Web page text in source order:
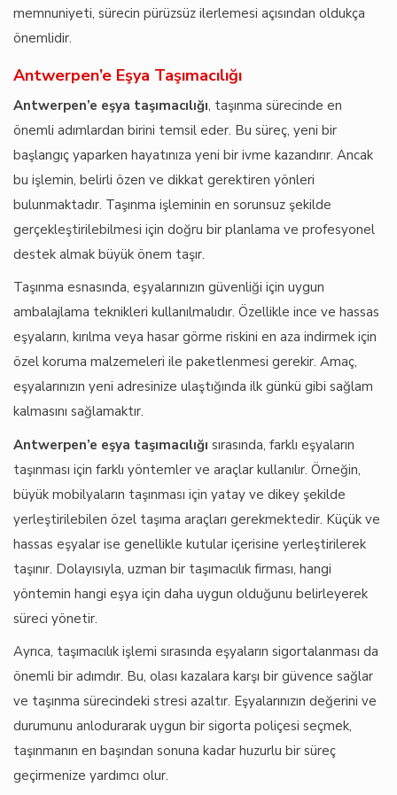
memnuniyeti, sürecin pürüzsüz ilerlemesi açısından oldukça
önemlidir.
Antwerpen’e Eşya Taşımacılığı
Antwerpen’e eşya taşımacılığı, taşınma sürecinde en
önemli adımlardan birini temsil eder. Bu süreç, yeni bir
başlangıç yaparken hayatınıza yeni bir ivme kazandırır. Ancak
bu işlemin, belirli özen ve dikkat gerektiren yönleri
bulunmaktadır. Taşınma işleminin en sorunsuz şekilde
gerçekleştirilebilmesi için doğru bir planlama ve profesyonel
destek almak büyük önem taşır.
Taşınma esnasında, eşyalarınızın güvenliği için uygun
ambalajlama teknikleri kullanılmalıdır. Özellikle ince ve hassas
eşyaların, kırılma veya hasar görme riskini en aza indirmek için
özel koruma malzemeleri ile paketlenmesi gerekir. Amaç,
eşyalarınızın yeni adresinize ulaştığında ilk günkü gibi sağlam
kalmasını sağlamaktır.
Antwerpen’e eşya taşımacılığı sırasında, farklı eşyaların
taşınması için farklı yöntemler ve araçlar kullanılır. Örneğin,
büyük mobilyaların taşınması için yatay ve dikey şekilde
yerleştirilebilen özel taşıma araçları gerekmektedir. Küçük ve
hassas eşyalar ise genellikle kutular içerisine yerleştirilerek
taşınır. Dolayısıyla, uzman bir taşımacılık firması, hangi
yöntemin hangi eşya için daha uygun olduğunu belirleyerek
süreci yönetir.
Ayrıca, taşımacılık işlemi sırasında eşyaların sigortalanması da
önemli bir adımdır. Bu, olası kazalara karşı bir güvence sağlar
ve taşınma sürecindeki stresi azaltır. Eşyalarınızın değerini ve
durumunu anlodurarak uygun bir sigorta poliçesi seçmek,
taşınmanın en başından sonuna kadar huzurlu bir süreç
geçirmenize yardımcı olur.